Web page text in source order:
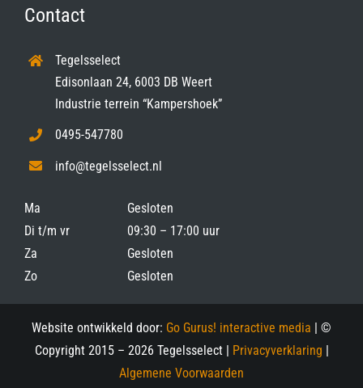
Contact
Tegelsselect
Edisonlaan 24, 6003 DB Weert
Industrie terrein “Kampershoek”
0495-547780
info@tegelsselect.nl
Ma
Gesloten
Di t/m vr
09:30 – 17:00 uur
Za
Gesloten
Zo
Gesloten
Website ontwikkeld door: Go Gurus! interactive media | ©
Copyright 2015 – 2026 Tegelsselect | Privacyverklaring |
Algemene Voorwaarden